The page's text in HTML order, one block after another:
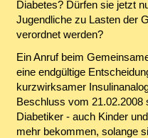
Diabetes? Dürfen sie jetzt
Jugendliche zu Lasten der
verordnet werden?
Ein Anruf beim
eine endgültige
kurzwirksamer
Beschluss vom 21.02.2008
Diabetiker - auch Kinder
mehr bekommen, solange